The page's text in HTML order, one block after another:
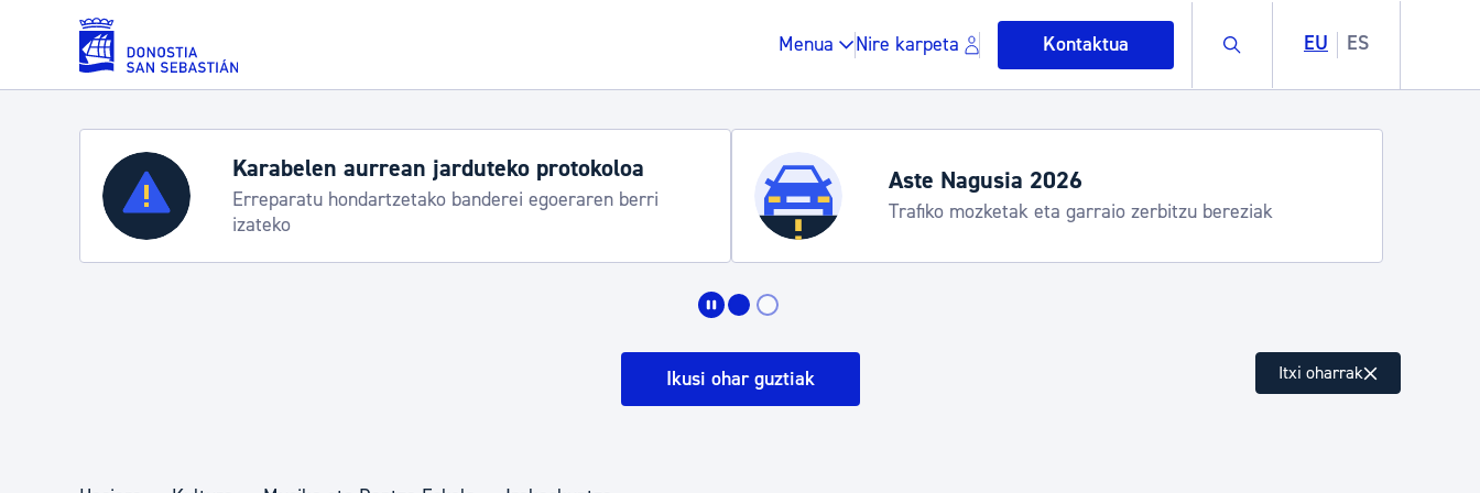
Eduki nagusira joan
Menua Nire karpeta Kontaktua Buscar EU ES
Zerbitzuak
Errolda eta gai pertsonalak
Gune publikoa, hondakinak eta ingurumena
Karabelen aurrean jarduteko protokoloa
Erreparatu hondartzetako banderei egoeraren berri
izateko
Aste Nagusia 2026
Trafiko mozketak eta garraio zerbitzu bereziak
Ikusi ohar guztiak Itxi oharrak